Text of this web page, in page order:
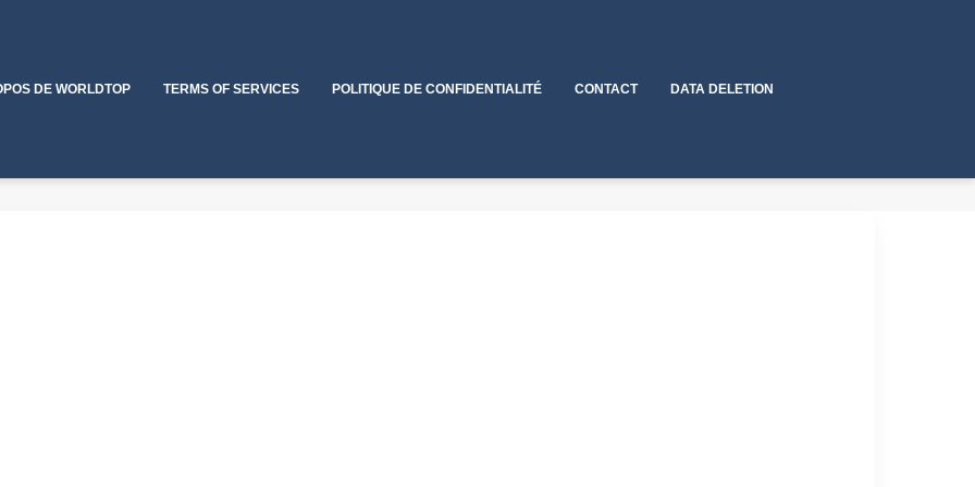
DE WORLDTOP TERMS OF SERVICES POLITIQUE DE CONFIDENTIALITÉ CONTACT DATA DELETION